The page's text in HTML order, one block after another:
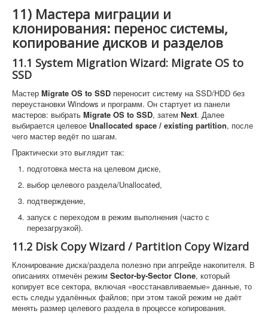
11) Мастера миграции и
клонирования: перенос системы,
копирование дисков и разделов
11.1 System Migration Wizard: Migrate OS to
SSD
Мастер Migrate OS to SSD переносит систему на SSD/HDD без
переустановки Windows и программ. Он стартует из панели
мастеров: выбрать Migrate OS to SSD, затем Next. Далее
выбирается целевое Unallocated space / existing partition, после
чего мастер ведёт по шагам.
Практически это выглядит так:
подготовка места на целевом диске,
выбор целевого раздела/Unallocated,
подтверждение,
запуск с переходом в режим выполнения (часто с
перезагрузкой).
11.2 Disk Copy Wizard / Partition Copy Wizard
Клонирование диска/раздела полезно при апгрейде накопителя. В
описаниях отмечён режим Sector-by-Sector Clone, который
копирует все сектора, включая «восстанавливаемые» данные, то
есть следы удалённых файлов; при этом такой режим не даёт
менять размер целевого раздела в процессе копирования.